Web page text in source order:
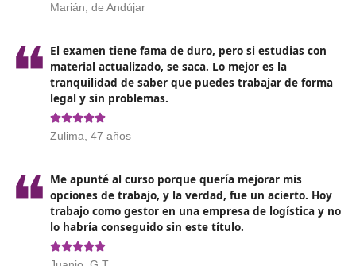
oportunidades tras la obtención
Una vez obtenido el título de competencia profesional
transporte,las puertas se abrirán a numerosas
oportunidades laborales en el sector
camiones y autobuses hasta gestor de flotas o
de logística en grandes empresas, las opciones son
Con el enfoque en la sostenibilidad y la digitalización,
profesionales del transporte estarán en unaposición
ventajosa para trabajar en un entorno en
cambio. Además, las competencias adquiridas